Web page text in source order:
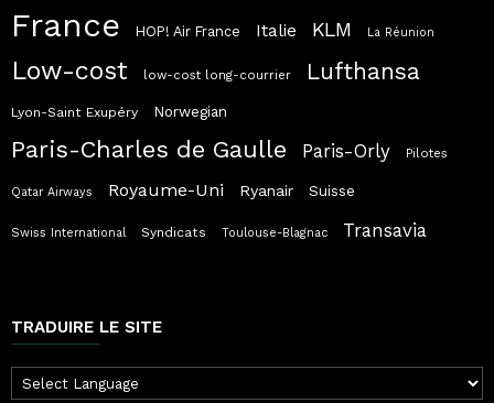
France HOP! Air France Italie KLM La Réunion
Low-cost low-cost long-courrier Lufthansa
Lyon-Saint Exupéry Norwegian
Paris-Charles de Gaulle Paris-Orly Pilotes
Qatar Airways Royaume-Uni Ryanair Suisse
Swiss International Syndicats Toulouse-Blagnac Transavia
TRADUIRE LE SITE